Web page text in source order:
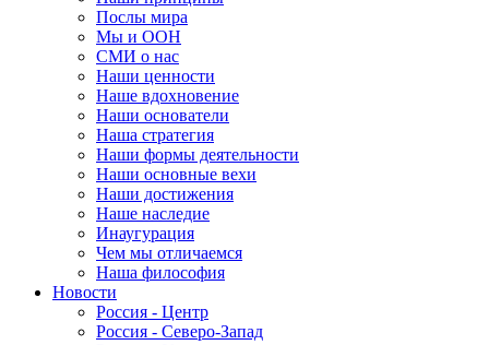
Послы мира
Мы и ООН
СМИ о нас
Наши ценности
Наше вдохновение
Наши основатели
Наша стратегия
Наши формы деятельности
Наши основные вехи
Наши достижения
Наше наследие
Инаугурация
Чем мы отличаемся
Наша философия
Новости
Россия - Центр
Россия - Северо-Запад